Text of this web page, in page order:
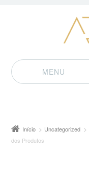
MENU
Início Uncategorized
dos Produtos